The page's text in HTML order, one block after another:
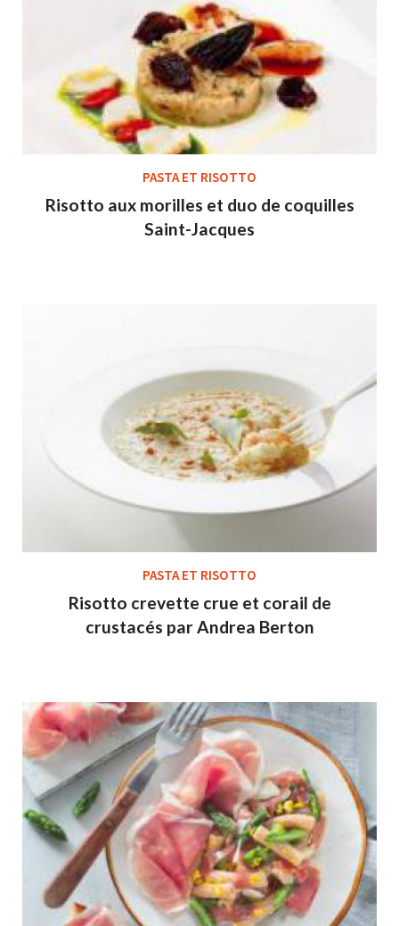
PASTA ET RISOTTO
Risotto aux morilles et duo de coquilles
Saint-Jacques
PASTA ET RISOTTO
Risotto crevette crue et corail de
crustacés par Andrea Berton